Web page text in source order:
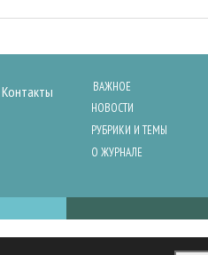
Контакты
ВАЖНОЕ
НОВОСТИ
РУБРИКИ И ТЕМЫ
О ЖУРНАЛЕ